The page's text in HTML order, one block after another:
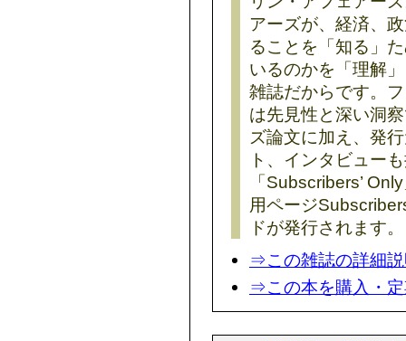
アーズが、経済、
ることを「知る」
いるのかを「理解
雑誌だからです。
は先見性と深い洞
ズ論文に加え、発
ト、インタビュー
「Subscribers’
用ページ
ドが発行されます。
⇒この雑誌の詳細
⇒この本を購入・